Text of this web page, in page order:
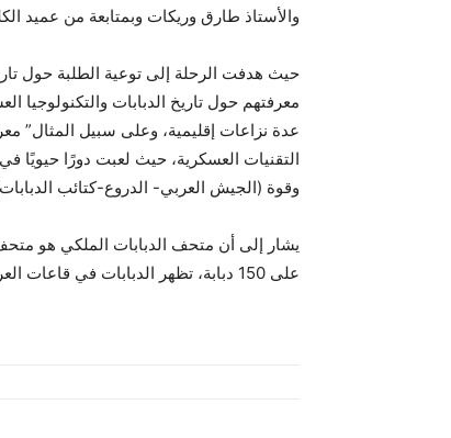
والأستاذ طارق وريكات وبمتابعة من عميد
حيث هدفت الرحلة إلى توعية الطلبة حول
معرفتهم حول تاريخ الدبابات
التقنيات العسكرية، حيث لعبت دورًا حيويًا في
وقوة (الجيش العربي- الدروع-كتائب
على 150 دبابة، تظهر الدبابات في قاعات العرض حسب الترتيب الزمني ابتداء من نشأة التدريع وصولاً للقاعة العالمية الدولية.